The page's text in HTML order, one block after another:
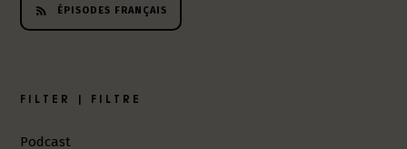
ÉPISODES FRANÇAIS
FILTER | FILTRE
Podcast